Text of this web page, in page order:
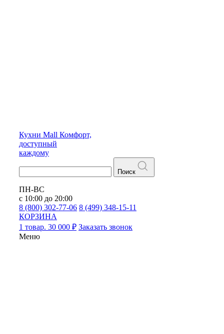
Кухни Mall Комфорт,
доступный
каждому
Поиск
ПН-ВС
с 10:00 до 20:00
8 (800) 302-77-06 8 (499) 348-15-11
КОРЗИНА
1 товар. 30 000 ₽ Заказать звонок
Меню